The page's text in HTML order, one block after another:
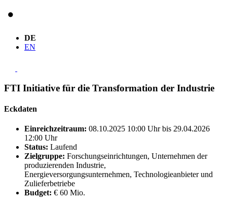
DE
EN
FTI Initiative für die Transformation der Industrie
Eckdaten
Einreichzeitraum: 08.10.2025 10:00 Uhr bis 29.04.2026
12:00 Uhr
Status: Laufend
Zielgruppe: Forschungseinrichtungen, Unternehmen der
produzierenden Industrie,
Energieversorgungsunternehmen, Technologieanbieter und
Zulieferbetriebe
Budget: € 60 Mio.